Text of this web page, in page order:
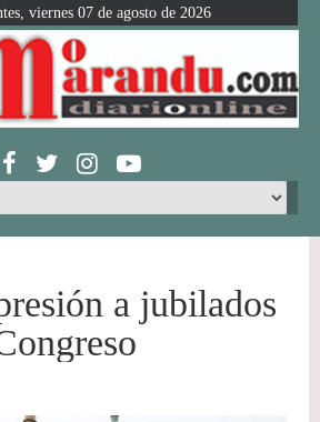
viernes 07 de agosto de 2026
a jubilados